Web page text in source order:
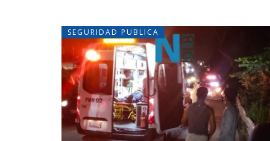
SEGURIDAD PUBLICA